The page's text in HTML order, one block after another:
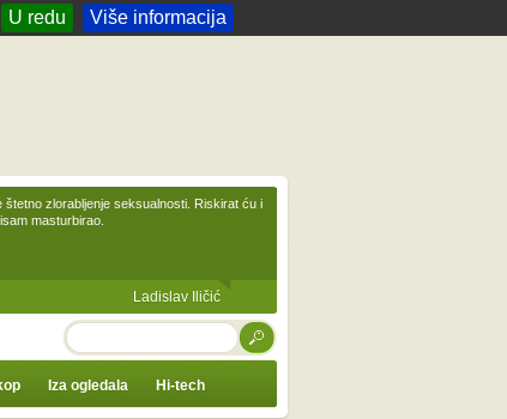
U redu Više informacija
štetno zlorabljenje seksualnosti. Riskirat ću i
masturbirao.
Ladislav Iličić
TRAŽI
Iza ogledala Hi-tech